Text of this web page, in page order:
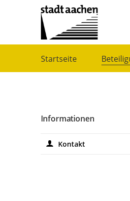
Startseite
Informationen
Kontakt